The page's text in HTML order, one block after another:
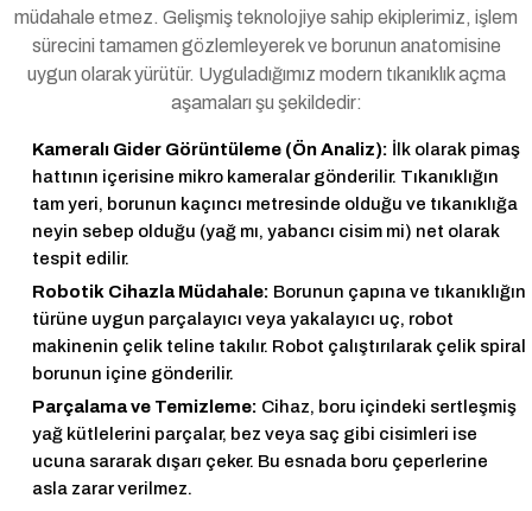
müdahale etmez. Gelişmiş teknolojiye sahip ekiplerimiz, işlem
sürecini tamamen gözlemleyerek ve borunun anatomisine
uygun olarak yürütür. Uyguladığımız modern tıkanıklık açma
aşamaları şu şekildedir:
Kameralı Gider Görüntüleme (Ön Analiz): İlk olarak pimaş
hattının içerisine mikro kameralar gönderilir. Tıkanıklığın
tam yeri, borunun kaçıncı metresinde olduğu ve tıkanıklığa
neyin sebep olduğu (yağ mı, yabancı cisim mi) net olarak
tespit edilir.
Robotik Cihazla Müdahale: Borunun çapına ve tıkanıklığın
türüne uygun parçalayıcı veya yakalayıcı uç, robot
makinenin çelik teline takılır. Robot çalıştırılarak çelik spiral
borunun içine gönderilir.
Parçalama ve Temizleme: Cihaz, boru içindeki sertleşmiş
yağ kütlelerini parçalar, bez veya saç gibi cisimleri ise
ucuna sararak dışarı çeker. Bu esnada boru çeperlerine
asla zarar verilmez.